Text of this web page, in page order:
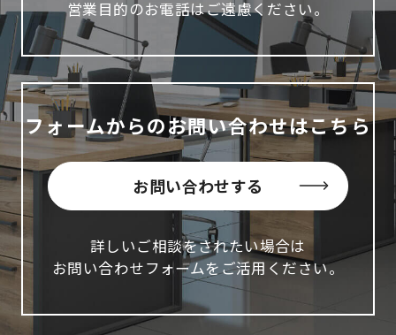
営業目的のお電話はご遠慮ください。
フォームからのお問い合わせはこちら
お問い合わせする
詳しいご相談をされたい場合は
お問い合わせフォームをご活用ください。